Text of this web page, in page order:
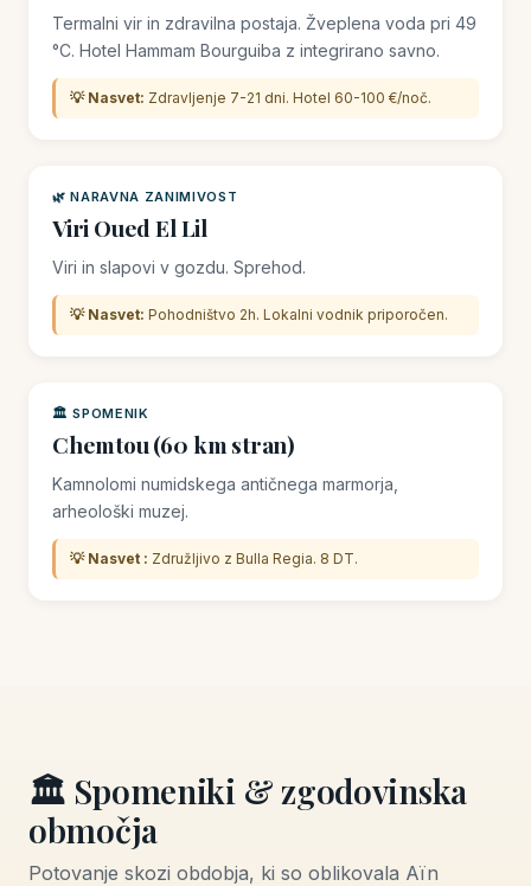
Termalni vir in zdravilna postaja. Žveplena voda pri 49
°C. Hotel Hammam Bourguiba z integrirano savno.
💡 Nasvet: Zdravljenje 7-21 dni. Hotel 60-100 €/noč.
🌿 NARAVNA ZANIMIVOST
Viri Oued El Lil
Viri in slapovi v gozdu. Sprehod.
💡 Nasvet: Pohodništvo 2h. Lokalni vodnik priporočen.
🏛️ SPOMENIK
Chemtou (60 km stran)
Kamnolomi numidskega antičnega marmorja,
arheološki muzej.
💡 Nasvet : Združljivo z Bulla Regia. 8 DT.
🏛️ Spomeniki & zgodovinska
območja
Potovanje skozi obdobja, ki so oblikovala Aïn